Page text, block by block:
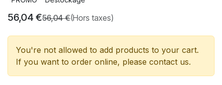
56,04 €56,04€(Hors taxes)
You're not allowed to add products to your cart.
If you want to order online, please contact us.